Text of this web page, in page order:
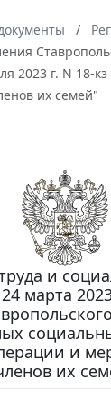
2023 г. N
их семей"
и
марта
и
их